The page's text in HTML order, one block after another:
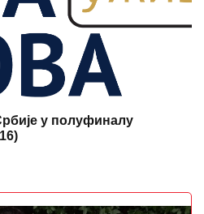
у полуфиналу